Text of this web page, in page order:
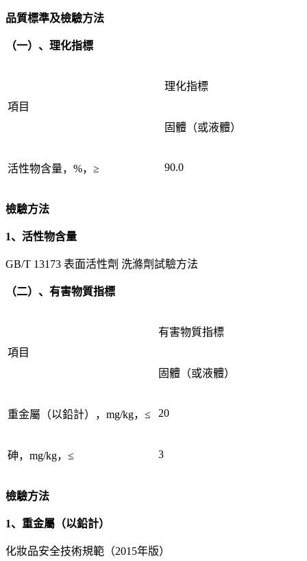
品質標準及檢驗方法
（一）、理化指標
項目
理化指標
固體（或液體）
活性物含量，%，≥ 90.0
檢驗方法
1、活性物含量
GB/T 13173 表面活性劑 洗滌劑試驗方法
（二）、有害物質指標
項目
有害物質指標
固體（或液體）
重金屬（以鉛計），mg/kg，≤ 20
砷，mg/kg，≤ 3
檢驗方法
1、重金屬（以鉛計）
化妝品安全技術規範（2015年版）